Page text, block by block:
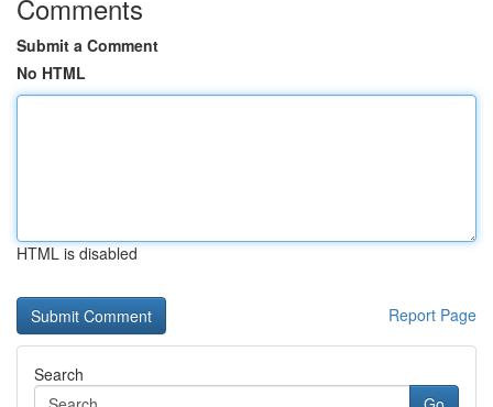
Comments
Submit a Comment
No HTML
HTML is disabled
Report Page
Search